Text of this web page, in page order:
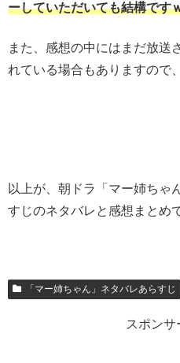
ーしていただいても結構です
また、感想の中にはまだ放送
れている場合もありますので
以上が、朝ドラ「マー姉ちゃ
すじのネタバレと感想まとめ
「マー姉ちゃん」ネタバレあらすじ
スポンサ